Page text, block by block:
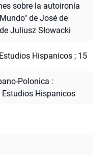
sobre la autoironía
de José de
Juliusz Słowacki
Estudios Hispanicos ; 15
Polonica :
Estudios Hispanicos